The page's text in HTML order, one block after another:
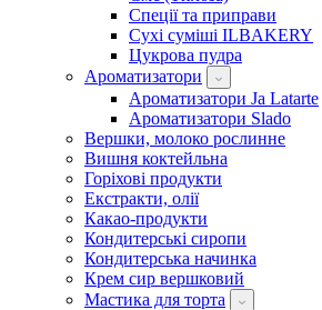
Спеції та приправи
Сухі суміші ILBAKERY
Цукрова пудра
Ароматизатори
Ароматизатори Ja Latarte
Ароматизатори Slado
Вершки, молоко рослинне
Вишня коктейльна
Горіхові продукти
Екстракти, олії
Какао-продукти
Кондитерські сиропи
Кондитерська начинка
Крем сир вершковий
Мастика для торта